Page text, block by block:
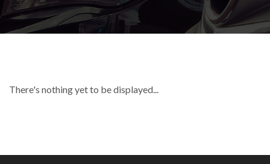
There's nothing yet to be displayed...